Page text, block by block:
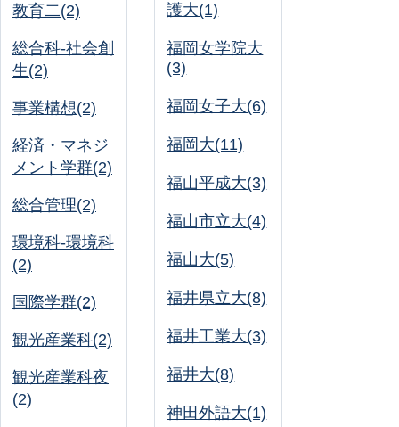
教育二(2)
総合科-社会創
生(2)
事業構想(2)
経済・マネジ
メント学群(2)
総合管理(2)
環境科-環境科
(2)
国際学群(2)
観光産業科(2)
観光産業科夜
(2)
護大(1)
福岡女学院大
(3)
福岡女子大(6)
福岡大(11)
福山平成大(3)
福山市立大(4)
福山大(5)
福井県立大(8)
福井工業大(3)
福井大(8)
神田外語大(1)